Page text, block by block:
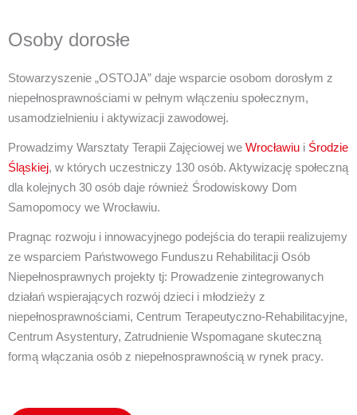
Osoby dorosłe
Stowarzyszenie „OSTOJA” daje wsparcie osobom dorosłym z
niepełnosprawnościami w pełnym włączeniu społecznym,
usamodzielnieniu i aktywizacji zawodowej.
Prowadzimy Warsztaty Terapii Zajęciowej we Wrocławiu i Środzie
Śląskiej, w których uczestniczy 130 osób. Aktywizację społeczną
dla kolejnych 30 osób daje również Środowiskowy Dom
Samopomocy we Wrocławiu.
Pragnąc rozwoju i innowacyjnego podejścia do terapii realizujemy
ze wsparciem Państwowego Funduszu Rehabilitacji Osób
Niepełnosprawnych projekty tj: Prowadzenie zintegrowanych
działań wspierających rozwój dzieci i młodzieży z
niepełnosprawnościami, Centrum Terapeutyczno-Rehabilitacyjne,
Centrum Asystentury, Zatrudnienie Wspomagane skuteczną
formą włączania osób z niepełnosprawnością w rynek pracy.